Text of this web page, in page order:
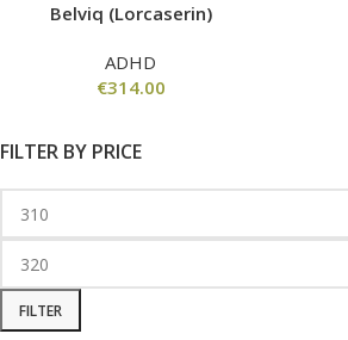
FILTER BY PRICE
FILTER
Belviq (Lorcaserin)
ADHD
€314.00